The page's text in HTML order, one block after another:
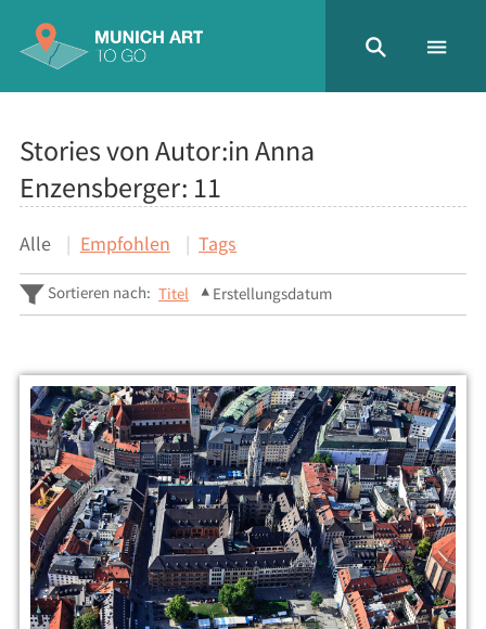
Stories von Autor:in Anna
Enzensberger: 11
Alle Empfohlen Tags
Sortieren nach: Titel Erstellungsdatum